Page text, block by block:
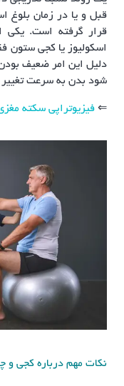
قبل و یا در زمان
قرار گرفته است. یکی
اسکولیوز یا کجی ستون
دلیل این امر ضعیف
شود بدن به سرعت
⇐ فیزیوتراپی سکته
نکات مهم درباره کجی